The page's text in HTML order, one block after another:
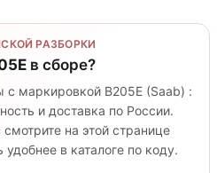
РАЗБОРКИ
в сборе?
с маркировкой B205E (Saab) :
и доставка по России.
на этой странице
в каталоге по коду.